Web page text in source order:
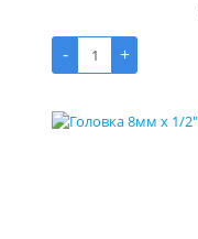
-
+